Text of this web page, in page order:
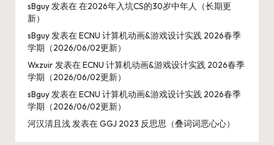
sBguy发表在在2026年入坑CS的30岁中年人（长期更
新）
sBguy发表在ECNU 计算机动画&游戏设计实践 2026春季
学期（2026/06/02更新）
Wxzuir发表在ECNU 计算机动画&游戏设计实践 2026春季
学期（2026/06/02更新）
sBguy发表在ECNU 计算机动画&游戏设计实践 2026春季
学期（2026/06/02更新）
河汉清且浅发表在GGJ 2023 反思思（叠词词恶心心）